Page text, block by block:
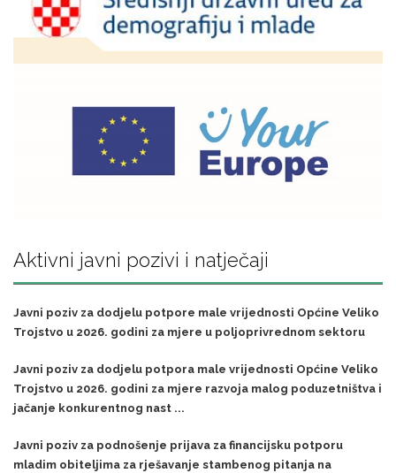
Aktivni javni pozivi i natječaji
Javni poziv za dodjelu potpore male vrijednosti Općine Veliko
Trojstvo u 2026. godini za mjere u poljoprivrednom sektoru
Javni poziv za dodjelu potpora male vrijednosti Općine Veliko
Trojstvo u 2026. godini za mjere razvoja malog poduzetništva i
jačanje konkurentnog nast ...
Javni poziv za podnošenje prijava za financijsku potporu
mladim obiteljima za rješavanje stambenog pitanja na